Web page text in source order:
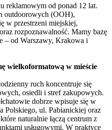
reklamowym od ponad 12 lat.
outdoorowych (OOH),
w przestrzeni miejskiej,
rozpoznawalność. Mamy bazę
– od Warszawy, Krakowa i
wielkoformatową w mieście
ruch koncentruje się
osiedli i stref zakupowych.
dobrze wpisuje się w
Polskiego, ul. Pabianickiej oraz
naturalnie łączą centrum z
usługowymi. W praktyce